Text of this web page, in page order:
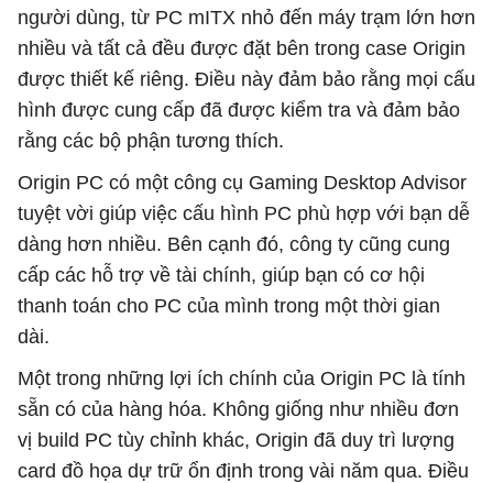
người dùng, từ PC mITX nhỏ đến máy trạm lớn hơn
nhiều và tất cả đều được đặt bên trong case Origin
được thiết kế riêng. Điều này đảm bảo rằng mọi cấu
hình được cung cấp đã được kiểm tra và đảm bảo
rằng các bộ phận tương thích.
Origin PC có một công cụ Gaming Desktop Advisor
tuyệt vời giúp việc cấu hình PC phù hợp với bạn dễ
dàng hơn nhiều. Bên cạnh đó, công ty cũng cung
cấp các hỗ trợ về tài chính, giúp bạn có cơ hội
thanh toán cho PC của mình trong một thời gian
dài.
Một trong những lợi ích chính của Origin PC là tính
sẵn có của hàng hóa. Không giống như nhiều đơn
vị build PC tùy chỉnh khác, Origin đã duy trì lượng
card đồ họa dự trữ ổn định trong vài năm qua. Điều